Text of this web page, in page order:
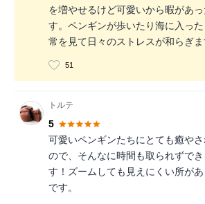
を増やせるけど可愛いから暇があ
す。ペンギンが歩いたり海に入っ
常を見て日々のストレスが和らぎま
51
トルテ
5
可愛いペンギンたちにとても癒や
ので、そんなに時間も取られずで
す！ズームしても見えにくい所が
です。